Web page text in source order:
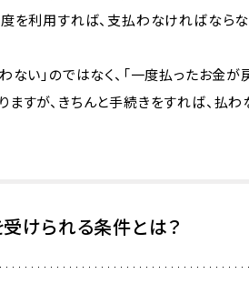
を利用すれば、支払わなければなら
ない」のではなく、「一度払ったお金が
すが、きちんと手続きをすれば、払わ
けられる条件とは？